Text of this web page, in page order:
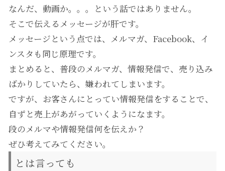
なんだ、動画か。。。という話ではありません。
そこで伝えるメッセージが肝です。
メッセージという点では、メルマガ、Facebook、イ
ンスタも同じ原理です。
まとめると、普段のメルマガ、情報発信で、売り込み
ばかりしていたら、嫌われてしまいます。
ですが、お客さんにとってい情報発信をすることで、
自ずと売上があがっていくようになます。
段のメルマや情報発信何を伝えか？
ぜひ考えてみてください。
とは言っても